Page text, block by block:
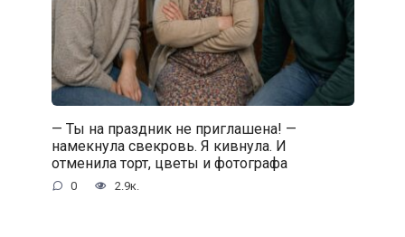
— Ты на праздник не приглашена! —
намекнула свекровь. Я кивнула. И
отменила торт, цветы и фотографа
0 2.9к.